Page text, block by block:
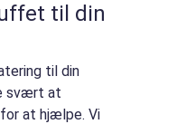
til din
til din
svært at
at hjælpe. Vi